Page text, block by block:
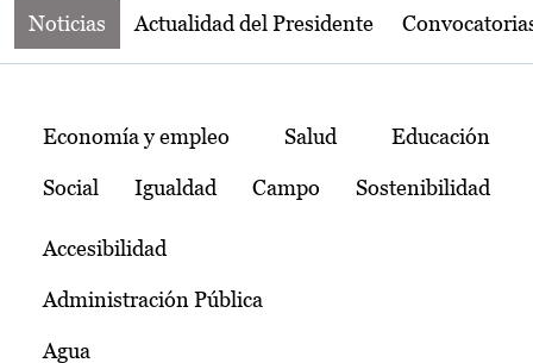
Noticias Actualidad del Presidente
Temas
Economía y empleo Salud Educación
Social Igualdad Campo Sostenibilidad
Accesibilidad
Administración Pública
Agua